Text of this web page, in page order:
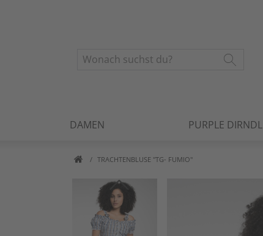
DAMEN PURPLE DIRNDL
TRACHTENBLUSE "TG- FUMIO"
Artikelbilder überspringen